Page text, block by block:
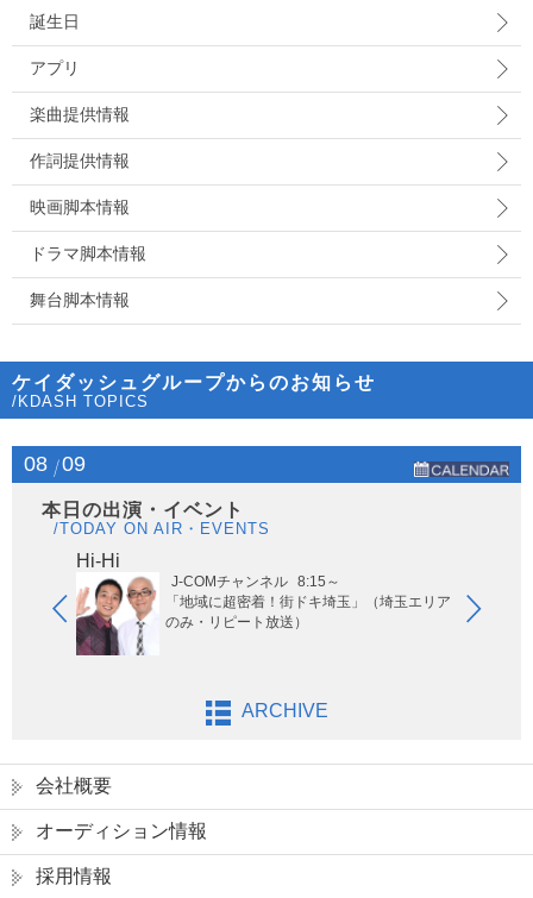
誕生日
アプリ
楽曲提供情報
作詞提供情報
映画脚本情報
ドラマ脚本情報
舞台脚本情報
ケイダッシュグループからのお知らせ
/KDASH TOPICS
08 09
本日の出演・イベント
/TODAY ON AIR・EVENTS
Hi-Hi
J-COMチャンネル 8:15～
「地域に超密着！街ドキ埼玉」（埼玉エリア
のみ・リピート放送）
ARCHIVE
会社概要
オーディション情報
採用情報